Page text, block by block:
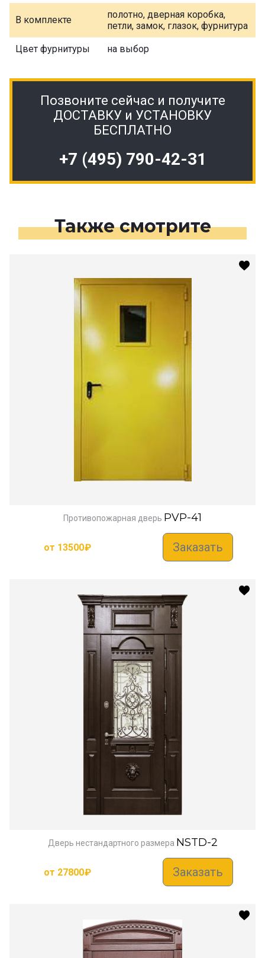
В комплекте
полотно, дверная коробка,
петли, замок, глазок, фурнитура
Цвет фурнитуры на выбор
Позвоните сейчас и получите
ДОСТАВКУ и УСТАНОВКУ
БЕСПЛАТНО
+7 (495) 790-42-31
Также смотрите
Противопожарная дверь PVP-41
от 13500₽ Заказать
Дверь нестандартного размера NSTD-2
от 27800₽ Заказать